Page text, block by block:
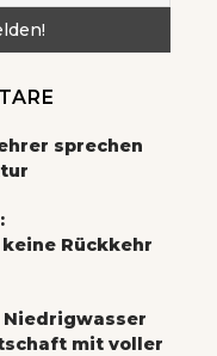
sprechen
Rückkehr
mit voller